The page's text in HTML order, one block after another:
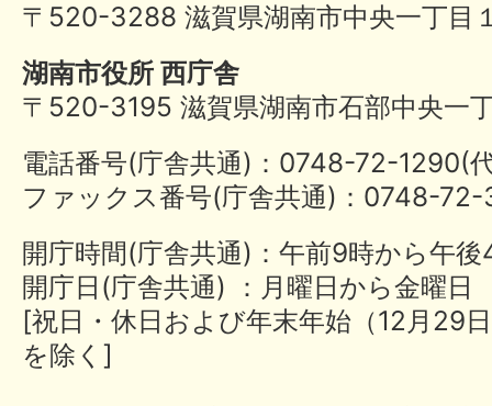
〒520-3288 滋賀県湖南市中央一丁目
湖南市役所 西庁舎
〒520-3195 滋賀県湖南市石部中央一
電話番号(庁舎共通)：0748-72-
ファックス番号(庁舎共通)：0748-
開庁時間(庁舎共通)：午前9時から午
開庁日(庁舎共通) ：月曜日から金曜日
[祝日・休日および年末年始（12月29
を除く]